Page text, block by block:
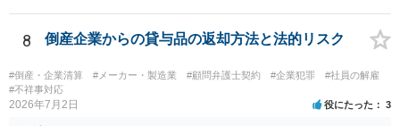
ったと体裁を整えるためであることが多いです。 ただ、実際に懲戒解
雇事由が認められそうなのであれば、穏便な形である自主退職をした
8 倒産企業からの貸与品の返却方法と法的リスク
#倒産・企業清算 #メーカー・製造業 #顧問弁護士契約 #企業犯罪
#社員の解雇
#不祥事対応
2026年7月2日 役にたった 3